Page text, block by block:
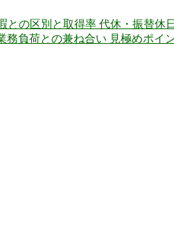
の区別と取得率 代休・振替休
負荷との兼ね合い 見極めポイ